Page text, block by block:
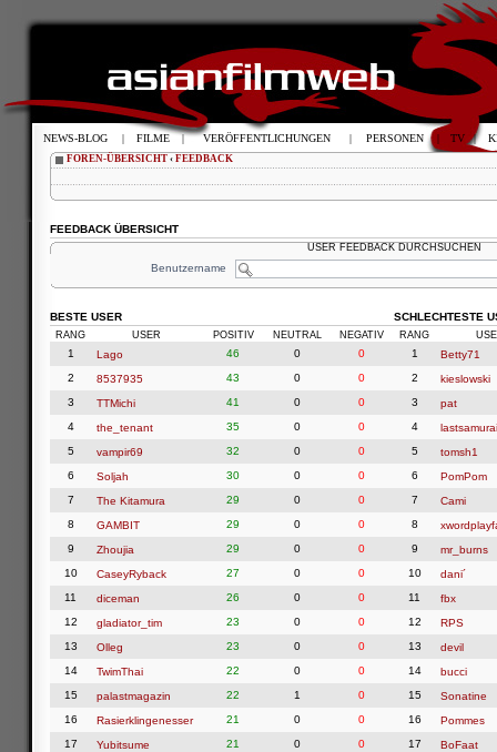
FOREN-ÜBERSICHT ‹ FEEDBACK
FEEDBACK ÜBERSICHT
USER FEEDBACK DURCHSUCHEN
Benutzername
BESTE USER
RANG USER POSITIV NEUTRAL NEGATIV
1 Lago 46 0
0
2
8537935 43 0
0
3
TTMichi 41 0
0
4
the_tenant 35 0
0
5
vampir69 32 0
0
6
Soljah 30 0
0
7
The Kitamura 29 0
0
8
GAMBIT 29 0
0
9
Zhoujia 29 0
0
10
CaseyRyback 27 0
0
11
diceman 26 0
0
12
gladiator_tim 23 0
0
13
Olleg 23 0
0
14
TwimThai 22 0
0
15
palastmagazin 22 1
0
16
Rasierklingenesser 21 0
0
17
Yubitsume 21 0
0
SCHLECHTESTE
RANG
1
Betty71
2
kieslowski
3
pat
4
5
tomsh1
6
PomPom
7
Cami
8
9
mr_burns
10
dani´
11
fbx
12
RPS
13
devil
14
bucci
15
Sonatine
16
Pommes
17
BoFaat
NEWS-BLOG | FILME | VERÖFFENTLICHUNGEN | PERSONEN | TV |